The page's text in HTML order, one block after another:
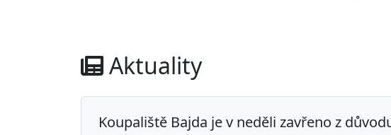
Aktuality
Koupaliště Bajda je v neděli zavřeno z